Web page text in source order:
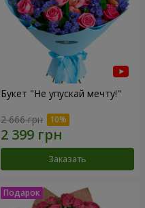
Букет "Не упускай мечту!"
2 666 грн
Заказать